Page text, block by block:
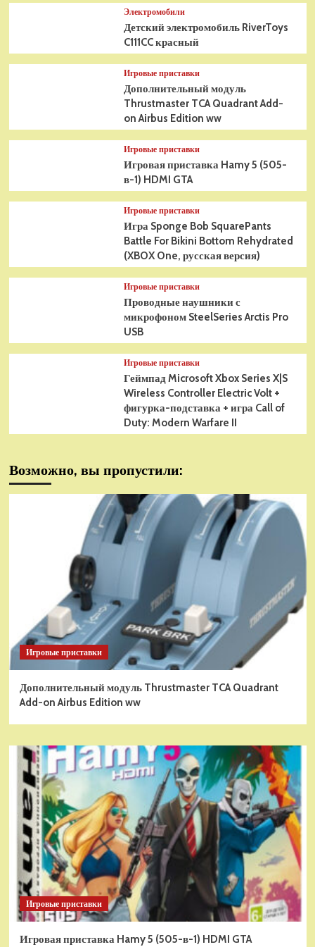
Электромобили
Детский электромобиль RiverToys
C111CC красный
Игровые приставки
Дополнительный модуль
Thrustmaster TCA Quadrant Add-
on Airbus Edition ww
Игровые приставки
Игровая приставка Hamy 5 (505-
в-1) HDMI GTA
Игровые приставки
Игра Sponge Bob SquarePants
Battle For Bikini Bottom Rehydrated
(XBOX One, русская версия)
Игровые приставки
Проводные наушники с
микрофоном SteelSeries Arctis Pro
USB
Игровые приставки
Геймпад Microsoft Xbox Series X|S
Wireless Controller Electric Volt +
фигурка-подставка + игра Call of
Duty: Modern Warfare II
Возможно, вы пропустили:
Игровые приставки
Дополнительный модуль Thrustmaster TCA Quadrant
Add-on Airbus Edition ww
Игровые приставки
Игровая приставка Hamy 5 (505-в-1) HDMI GTA